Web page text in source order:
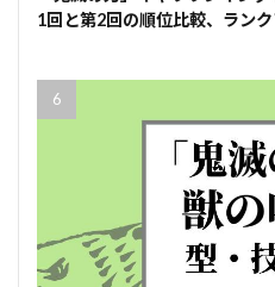
1回と第2回の順位比較、ラン